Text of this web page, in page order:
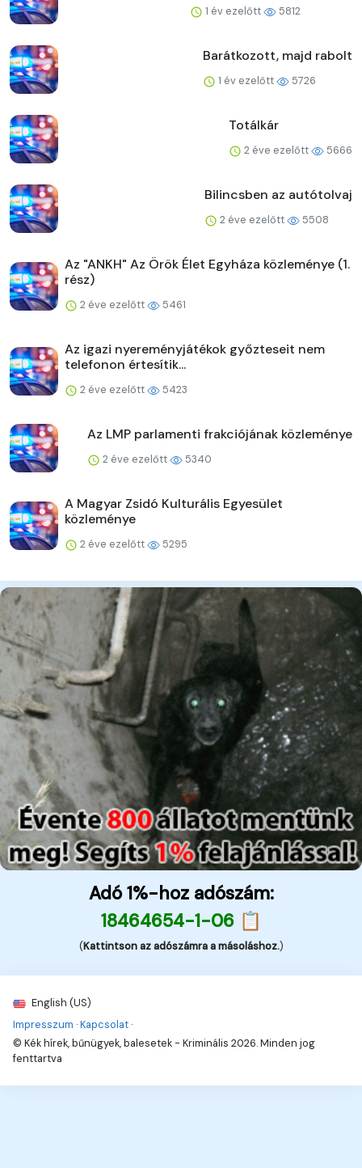
1 év ezelőtt 5812
Barátkozott, majd rabolt
1 év ezelőtt 5726
Totálkár
2 éve ezelőtt 5666
Bilincsben az autótolvaj
2 éve ezelőtt 5508
Az "ANKH" Az Örök Élet Egyháza közleménye (1.
rész)
2 éve ezelőtt 5461
Az igazi nyereményjátékok győzteseit nem
telefonon értesítik...
2 éve ezelőtt 5423
Az LMP parlamenti frakciójának közleménye
2 éve ezelőtt 5340
A Magyar Zsidó Kulturális Egyesület
közleménye
2 éve ezelőtt 5295
Adó 1%-hoz adószám:
18464654-1-06 📋
(Kattintson az adószámra a másoláshoz.)
English (US)
Impresszum ·Kapcsolat ·
© Kék hírek, bűnügyek, balesetek - Kriminális 2026. Minden jog
fenttartva